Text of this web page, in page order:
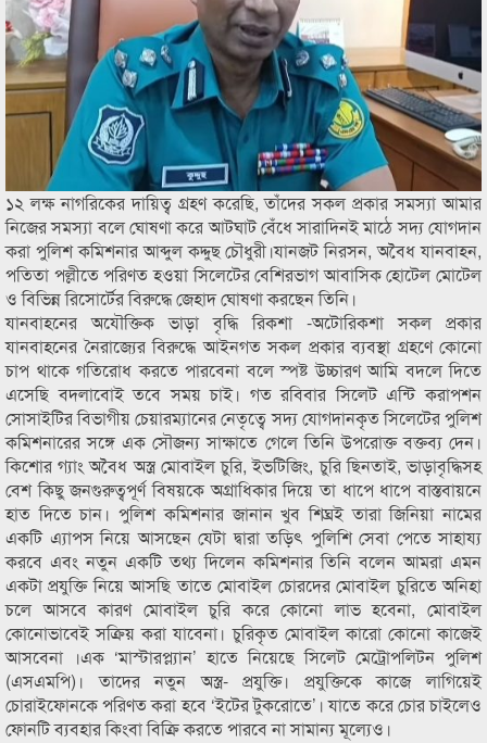
১২ লক্ষ নাগরিকের দায়িত্ব গ্রহণ করেছি, তাঁদের সকল প্রকার সমস্যা আমার
নিজের সমস্যা বলে ঘোষণা করে আটঘাট বেঁধে সারাদিনই মাঠে সদ্য যোগদান
করা পুলিশ কমিশনার আব্দুল কদ্দুছ চৌধুরী।যানজট নিরসন, অবৈধ যানবাহন,
পতিতা পল্লীতে পরিণত হওয়া সিলেটের বেশিরভাগ আবাসিক হোটেল মোটেল
ও বিভিন্ন রিসোর্টের বিরুদ্ধে জেহাদ ঘোষণা করছেন তিনি।
যানবাহনের অযৌক্তিক ভাড়া বৃদ্ধি রিকশা -অটোরিকশা সকল প্রকার
যানবাহনের নৈরাজ্যের বিরুদ্ধে আইনগত সকল প্রকার ব্যবস্থা গ্রহণে কোনো
চাপ থাকে গতিরোধ করতে পারবেনা বলে স্পষ্ট উচ্চারণ আমি বদলে দিতে
এসেছি বদলাবোই তবে সময় চাই। গত রবিবার সিলেট এন্টি করাপশন
সোসাইটির বিভাগীয় চেয়ারম্যানের নেতৃত্বে সদ্য যোগদানকৃত সিলেটের পুলিশ
কমিশনারের সঙ্গে এক সৌজন্য সাক্ষাতে গেলে তিনি উপরোক্ত বক্তব্য দেন।
কিশোর গ্যাং অবৈধ অস্ত্র মোবাইল চুরি, ইভটিজিং, চুরি ছিনতাই, ভাড়াবৃদ্ধিসহ
বেশ কিছু জনগুরুত্বপূর্ণ বিষয়কে অগ্রাধিকার দিয়ে তা ধাপে ধাপে বাস্তবায়নে
হাত দিতে চান। পুলিশ কমিশনার জানান খুব শিঘ্রই তারা জিনিয়া নামের
একটি এ্যাপস নিয়ে আসছেন যেটা দ্বারা তড়িৎ পুলিশি সেবা পেতে সাহায্য
করবে এবং নতুন একটি তথ্য দিলেন কমিশনার তিনি বলেন আমরা এমন
একটা প্রযুক্তি নিয়ে আসছি তাতে মোবাইল চোরদের মোবাইল চুরিতে অনিহা
চলে আসবে কারণ মোবাইল চুরি করে কোনো লাভ হবেনা, মোবাইল
কোনোভাবেই সক্রিয় করা যাবেনা। চুরিকৃত মোবাইল কারো কোনো কাজেই
আসবেনা ।এক ‘মাস্টারপ্ল্যান’ হাতে নিয়েছে সিলেট মেট্রোপলিটন পুলিশ
(এসএমপি)। তাদের নতুন অস্ত্র- প্রযুক্তি। প্রযুক্তিকে কাজে লাগিয়েই
চোরাইফোনকে পরিণত করা হবে ‘ইটের টুকরোতে’। যাতে করে চোর চাইলেও
ফোনটি ব্যবহার কিংবা বিক্রি করতে পারবে না সামান্য মূল্যেও।